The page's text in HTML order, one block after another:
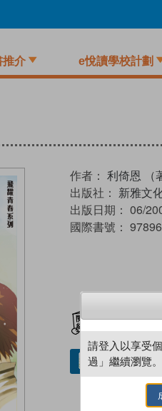
推介 e悅讀學校計劃
作者： 利倚恩 （
出版社： 新雅文
出版日期： 06/
國際書號：
借閱實體書
請登入以享受
過」繼續瀏覽。